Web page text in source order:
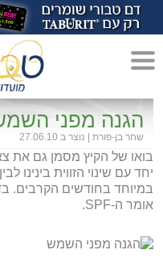
מדריך לגידול
הריון»
לידה»
מתכונים לקטנטנים»
סגנון חיים»
הגנה מפני
שחר בן-פורת | נוצר ב 27.06.10
בואו של הקיץ מסמן גם את
יחד עם שינוי הזווית
במיוחד בחודשים הקרבים.
אומר ה-SPF.